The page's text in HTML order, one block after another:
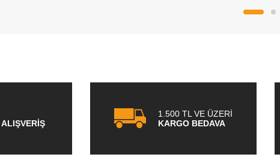
1.500 TL VE ÜZERİ
KARGO BEDAVA